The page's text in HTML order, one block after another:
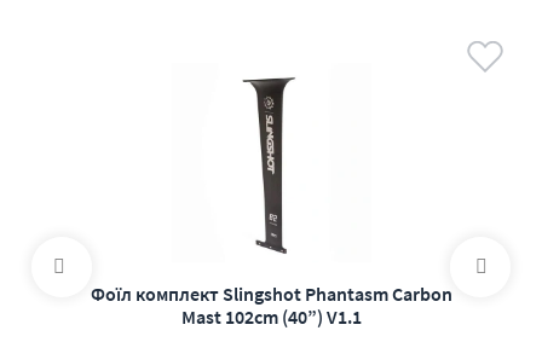
Фоїл комплект Slingshot Phantasm Carbon
Mast 102cm (40”) V1.1